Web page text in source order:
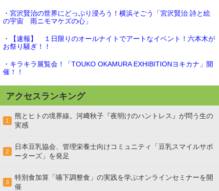
・宮沢賢治の世界にどっぷり浸ろう！横浜そごう「宮沢賢治 詩と絵
の宇宙 雨ニモマケズの心」
・【速報】 １日限りのオールナイトでアートなイベント！六本木が
お祭り騒ぎ！！
・キラキラ展覧会！「TOUKO OKAMURA EXHIBITIONヨキカナ」開
催！！
アクセスランキング
1
熊とヒトの境界線。河﨑秋子『夜明けのハントレス』が問う生の
実感
2
日本豆乳協会、管理栄養士向けコミュニティ「豆乳スマイルサポ
ーターズ」を発足
3
特別食加算「嚥下調整食」の実践を学ぶオンラインセミナーを開
催